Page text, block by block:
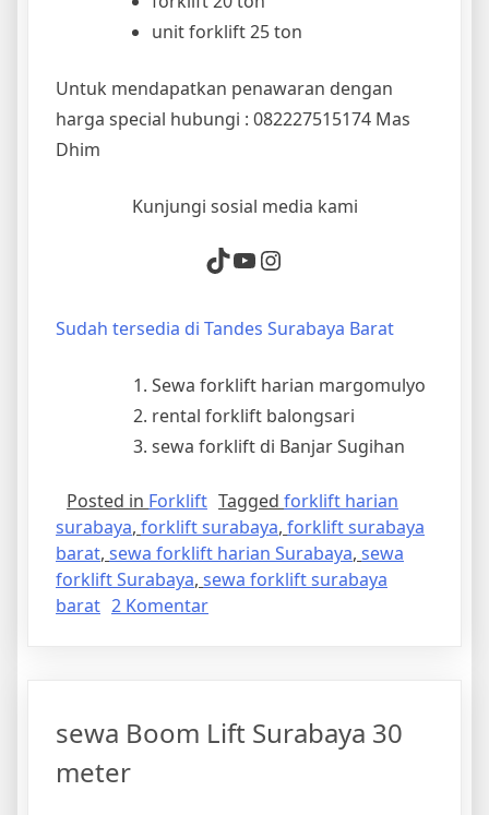
unit forklift 25 ton
Untuk mendapatkan penawaran dengan
harga special hubungi : 082227515174 Mas
Dhim
Kunjungi sosial media kami
TikTok
YouTube
Instagram
Sudah tersedia di Tandes Surabaya Barat
Sewa forklift harian margomulyo
rental forklift balongsari
sewa forklift di Banjar Sugihan
Posted in Forklift Tagged forklift harian
surabaya, forklift surabaya, forklift surabaya
barat, sewa forklift harian Surabaya, sewa
forklift Surabaya, sewa forklift surabaya
barat 2 Komentarpada
sewa Boom Lift Surabaya 30
meter